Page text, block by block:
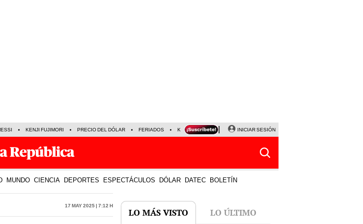
KENJI FUJIMORI PRECIO DEL DÓLAR FERIADOS KEIKO FUJIMORI NALDY SALDAÑA
INICIAR SESIÓN
MUNDO CIENCIA DEPORTES ESPECTÁCULOS DÓLAR DATEC BOLETÍN
17 May 2025 | 7:12 h
LO MÁS VISTO LO ÚLTIMO